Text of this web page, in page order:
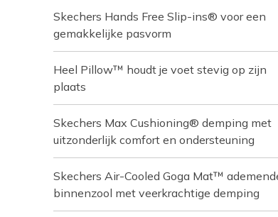
Skechers Hands Free Slip-ins® voor een
gemakkelijke pasvorm
Heel Pillow™ houdt je voet stevig op zijn
plaats
Skechers Max Cushioning® demping met
uitzonderlijk comfort en ondersteuning
Skechers Air-Cooled Goga Mat™
binnenzool met veerkrachtige demping